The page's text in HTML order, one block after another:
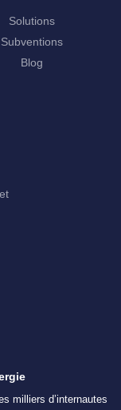
Solutions
Subventions
Blog
milliers d’internautes